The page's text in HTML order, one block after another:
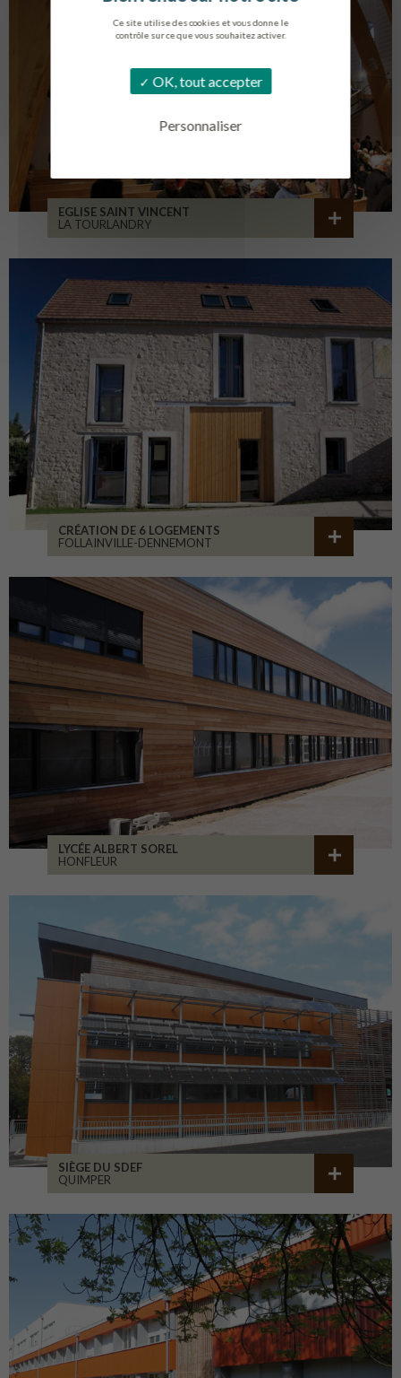
Ce site utilise des cookies et vous donne le
contrôle sur ce que vous souhaitez activer.
OK, tout accepter
Personnaliser
EGLISE SAINT VINCENT
LA TOURLANDRY
CRÉATION DE 6 LOGEMENTS
FOLLAINVILLE-DENNEMONT
LYCÉE ALBERT SOREL
HONFLEUR
SIÈGE DU SDEF
QUIMPER